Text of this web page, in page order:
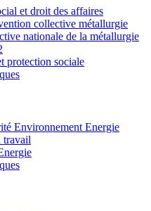
et droit des affaires
collective métallurgie
nationale de la métallurgie
protection sociale
Environnement Energie
travail